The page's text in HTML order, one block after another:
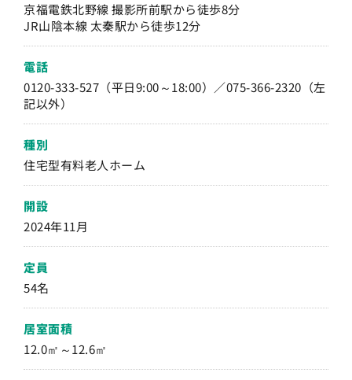
京福電鉄北野線 撮影所前駅から徒歩8分
JR山陰本線 太秦駅から徒歩12分
電話
0120-333-527（平日9:00～18:00）／075-366-2320（左
記以外）
種別
住宅型有料老人ホーム
開設
2024年11月
定員
54名
居室面積
12.0㎡～12.6㎡